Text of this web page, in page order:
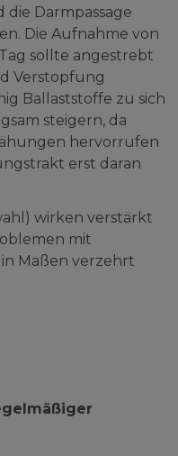
Darmpassage
Die Aufnahme von
sollte angestrebt
Verstopfung
Ballaststoffe zu sich
steigern, da
hervorrufen
erst daran
wirken verstärkt
mit
Maßen verzehrt